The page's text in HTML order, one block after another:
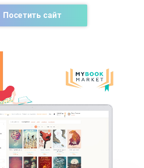
Посетить сайт